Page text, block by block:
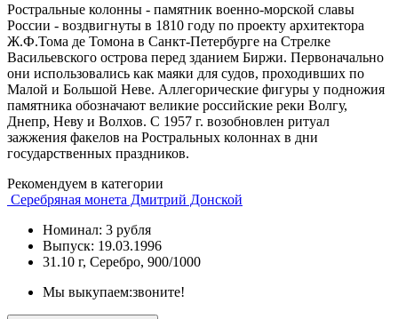
Ростральные колонны - памятник военно-морской славы
России - воздвигнуты в 1810 году по проекту архитектора
Ж.Ф.Тома де Томона в Санкт-Петербурге на Стрелке
Васильевского острова перед зданием Биржи. Первоначально
они использовались как маяки для судов, проходивших по
Малой и Большой Неве. Аллегорические фигуры у подножия
памятника обозначают великие российские реки Волгу,
Днепр, Неву и Волхов. С 1957 г. возобновлен ритуал
зажжения факелов на Ростральных колоннах в дни
государственных праздников.
Рекомендуем в категории
Серебряная монета Дмитрий Донской
Номинал: 3 рубля
Выпуск: 19.03.1996
31.10 г, Серебро, 900/1000
Мы выкупаем:звоните!